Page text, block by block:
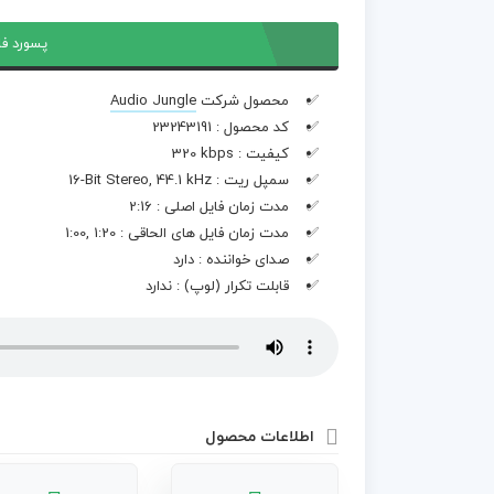
پسورد
محصول شرکت Audio Jungle
کد محصول : 23243191
کیفیت : 320 kbps
سمپل ریت : 16-Bit Stereo, 44.1 kHz
مدت زمان فایل اصلی : 2:16
مدت زمان فایل های الحاقی : 1:00, 1:20
صدای خواننده : دارد
قابلت تکرار (لوپ) : ندارد
اطلاعات محصول